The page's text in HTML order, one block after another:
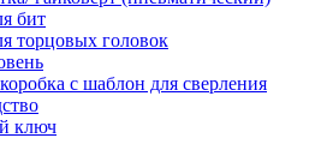
бит
торцовых головок
с шаблон для сверления
ключ